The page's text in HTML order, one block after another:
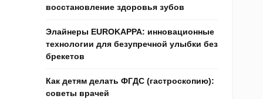
восстановление здоровья зубов
Элайнеры EUROKAPPA: инновационные
технологии для безупречной улыбки без
брекетов
Как детям делать ФГДС (гастроскопию):
советы врачей